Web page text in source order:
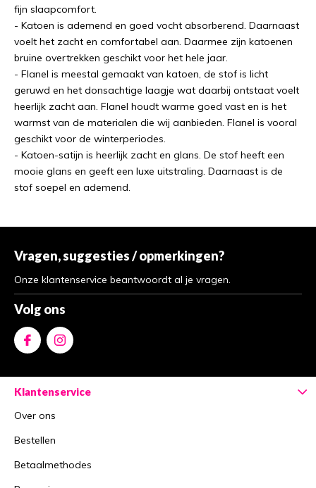
fijn slaapcomfort.
- Katoen is ademend en goed vocht absorberend. Daarnaast
voelt het zacht en comfortabel aan. Daarmee zijn katoenen
bruine overtrekken geschikt voor het hele jaar.
- Flanel is meestal gemaakt van katoen, de stof is licht
geruwd en het donsachtige laagje wat daarbij ontstaat voelt
heerlijk zacht aan. Flanel houdt warme goed vast en is het
warmst van de materialen die wij aanbieden. Flanel is vooral
geschikt voor de winterperiodes.
- Katoen-satijn is heerlijk zacht en glans. De stof heeft een
mooie glans en geeft een luxe uitstraling. Daarnaast is de
stof soepel en ademend.
Vragen, suggesties / opmerkingen?
Onze klantenservice beantwoordt al je vragen.
Volg ons
Klantenservice
Over ons
Bestellen
Betaalmethodes